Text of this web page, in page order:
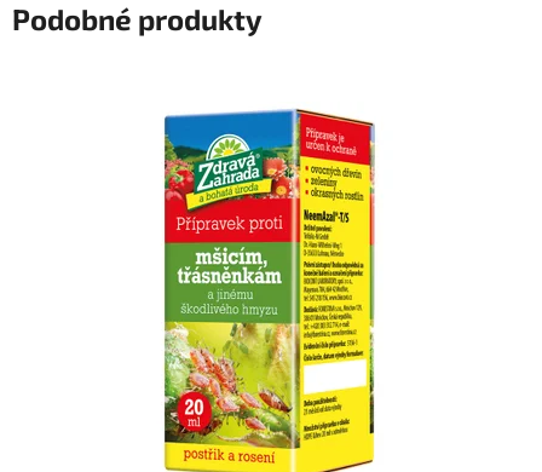
Podobné produkty